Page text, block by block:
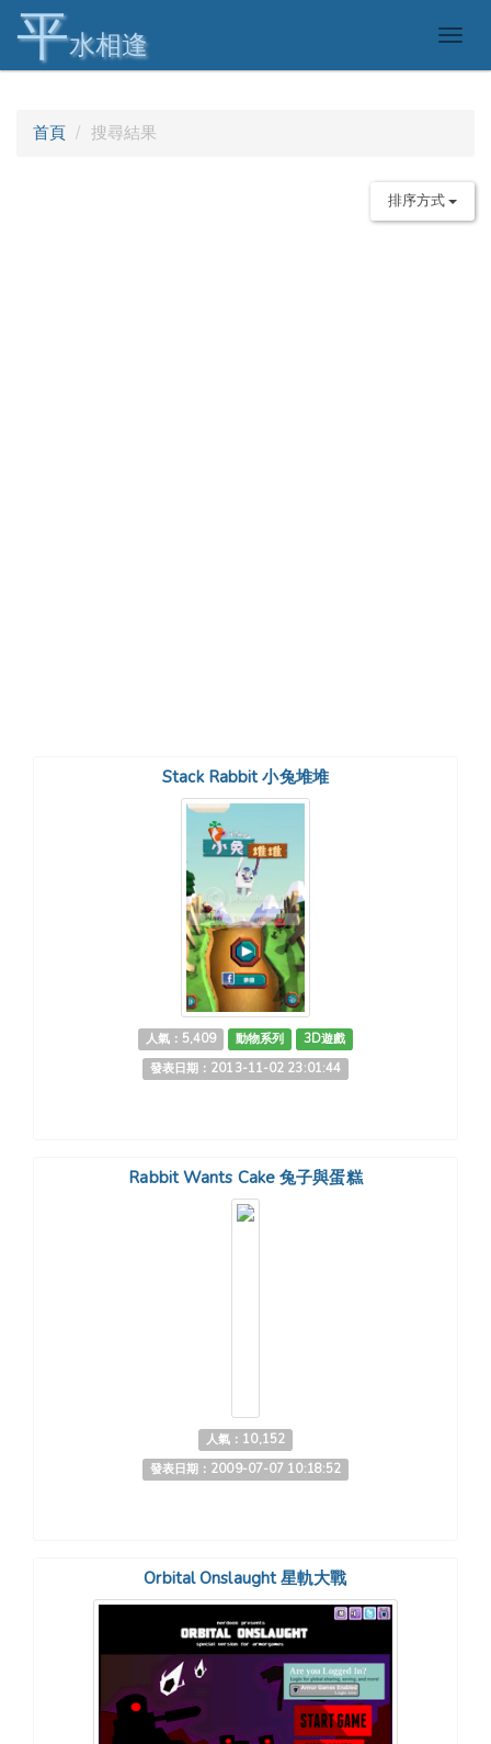
平水相逢
首頁 搜尋結果
排序方式
Stack Rabbit 小兔堆堆
人氣：5,409 動物系列
3D遊戲
發表日期：2013-11-02 23:01:44
Rabbit Wants Cake 兔子與蛋糕
人氣：10,152
發表日期：2009-07-07 10:18:52
Orbital Onslaught 星軌大戰